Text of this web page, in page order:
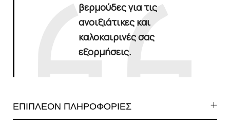
βερμούδες για τις
ανοιξιάτικες και
καλοκαιρινές σας
εξορμήσεις.
ΕΠΙΠΛΕΟΝ ΠΛΗΡΟΦΟΡΙΕΣ